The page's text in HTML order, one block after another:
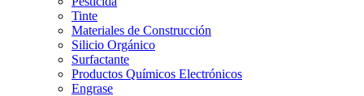
Tinte
Materiales de Construcción
Silicio Orgánico
Surfactante
Productos Químicos Electrónicos
Engrase